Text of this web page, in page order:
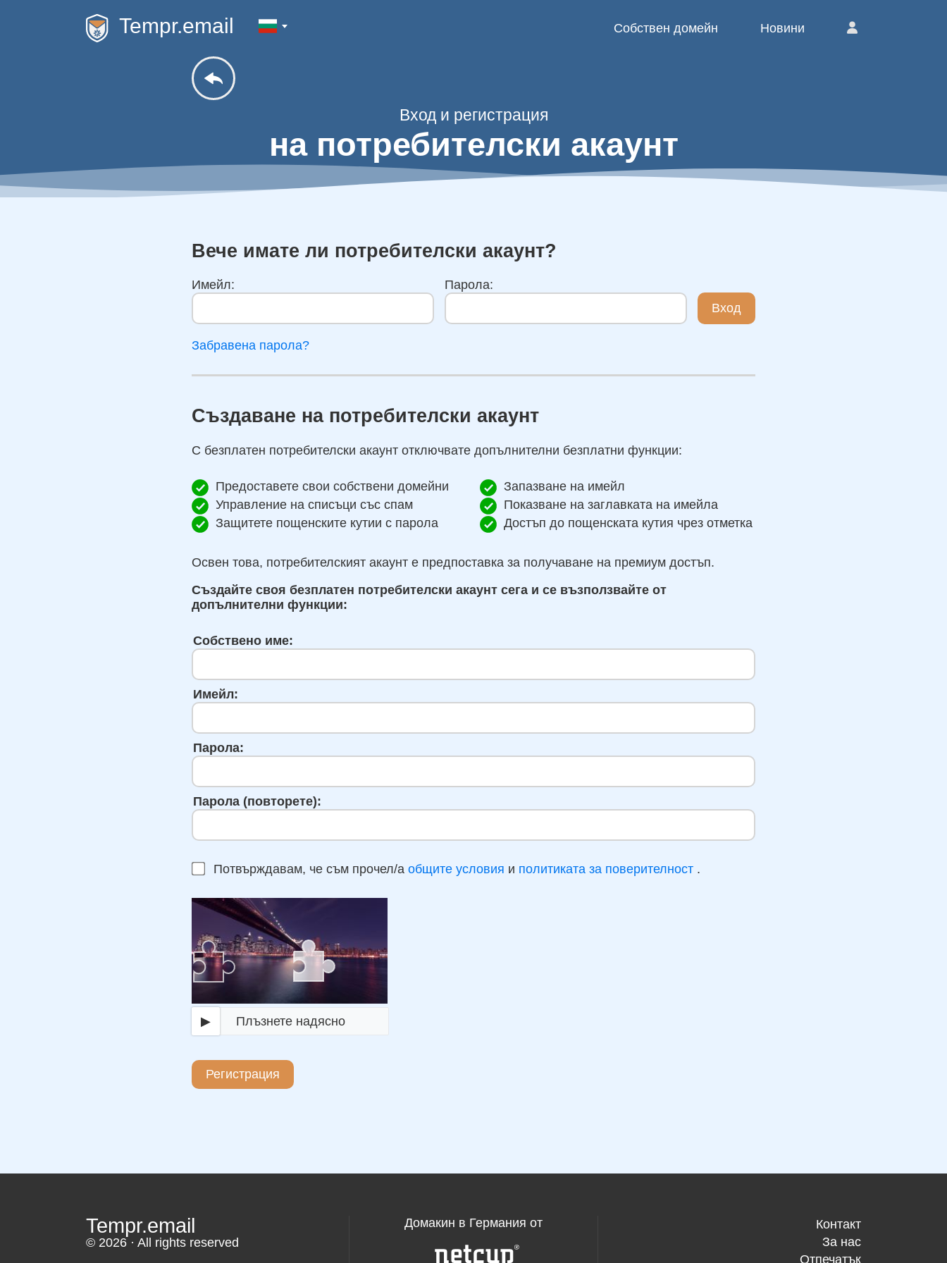
Tempr.email Собствен домейн Новини
Вход и регистрация
на потребителски акаунт
Вече имате ли потребителски акаунт?
Имейл:
Парола:
Вход
Забравена парола?
Създаване на потребителски акаунт
С безплатен потребителски акаунт отключвате допълнителни безплатни функции:
Предоставете свои собствени домейни
Управление на списъци със спам
Защитете пощенските кутии с парола
Запазване на имейл
Показване на заглавката на имейла
Достъп до пощенската кутия чрез отметка
Освен това, потребителският акаунт е предпоставка за получаване на премиум достъп.
Създайте своя безплатен потребителски акаунт сега и се възползвайте от
допълнителни функции:
Собствено име:
Имейл:
Парола:
Парола (повторете):
Потвърждавам, че съм прочел/а общите условия и политиката за поверителност .
▶ Плъзнете надясно
Регистрация
Tempr.email
© 2026 · All rights reserved
Домакин в Германия от
Контакт
За нас
Отпечатък